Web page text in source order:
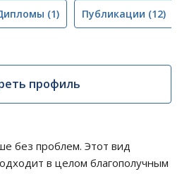
(1) Публикации (12)
профиль
без проблем. Этот вид
в целом благополучным